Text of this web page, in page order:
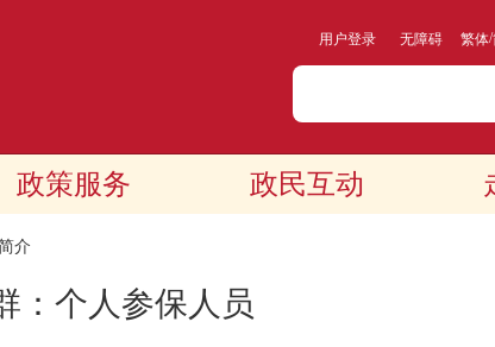
用户登录 无障碍 繁体/
政策服务 政民互动
介
：个人参保人员